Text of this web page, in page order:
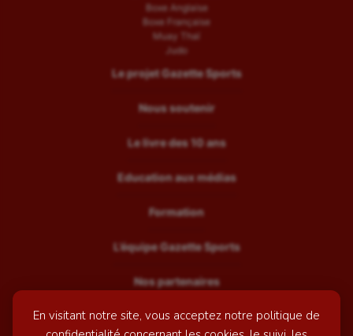
En visitant notre site, vous acceptez notre politique de
Boxe Anglaise
Boxe Française
Muay Thaï
Judo
Le projet Gazette Sports
Nous soutenir
Le livre des 10 ans
Education aux médias
Formation
L’équipe Gazette Sports
Nos partenaires
Recrutement